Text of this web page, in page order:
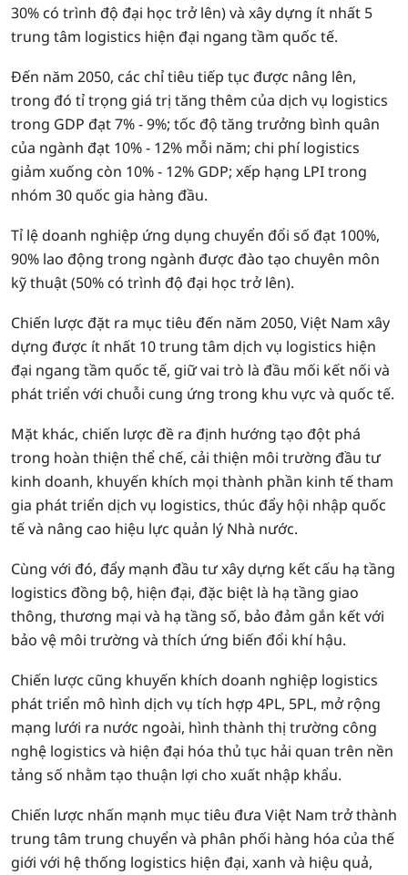
30% có trình độ đại học trở lên) và xây dựng ít nhất 5
trung tâm logistics hiện đại ngang tầm quốc tế.
Đến năm 2050, các chỉ tiêu tiếp tục được nâng lên,
trong đó tỉ trọng giá trị tăng thêm của dịch vụ logistics
trong GDP đạt 7% - 9%; tốc độ tăng trưởng bình quân
của ngành đạt 10% - 12% mỗi năm; chi phí logistics
giảm xuống còn 10% - 12% GDP; xếp hạng LPI trong
nhóm 30 quốc gia hàng đầu.
Tỉ lệ doanh nghiệp ứng dụng chuyển đổi số đạt 100%,
90% lao động trong ngành được đào tạo chuyên môn
kỹ thuật (50% có trình độ đại học trở lên).
Chiến lược đặt ra mục tiêu đến năm 2050, Việt Nam xây
dựng được ít nhất 10 trung tâm dịch vụ logistics hiện
đại ngang tầm quốc tế, giữ vai trò là đầu mối kết nối và
phát triển với chuỗi cung ứng trong khu vực và quốc tế.
Mặt khác, chiến lược đề ra định hướng tạo đột phá
trong hoàn thiện thể chế, cải thiện môi trường đầu tư
kinh doanh, khuyến khích mọi thành phần kinh tế tham
gia phát triển dịch vụ logistics, thúc đẩy hội nhập quốc
tế và nâng cao hiệu lực quản lý Nhà nước.
Cùng với đó, đẩy mạnh đầu tư xây dựng kết cấu hạ tầng
logistics đồng bộ, hiện đại, đặc biệt là hạ tầng giao
thông, thương mại và hạ tầng số, bảo đảm gắn kết với
bảo vệ môi trường và thích ứng biến đổi khí hậu.
Chiến lược cũng khuyến khích doanh nghiệp logistics
phát triển mô hình dịch vụ tích hợp 4PL, 5PL, mở rộng
mạng lưới ra nước ngoài, hình thành thị trường công
nghệ logistics và hiện đại hóa thủ tục hải quan trên nền
tảng số nhằm tạo thuận lợi cho xuất nhập khẩu.
Chiến lược nhấn mạnh mục tiêu đưa Việt Nam trở thành
trung tâm trung chuyển và phân phối hàng hóa của thế
giới với hệ thống logistics hiện đại, xanh và hiệu quả,